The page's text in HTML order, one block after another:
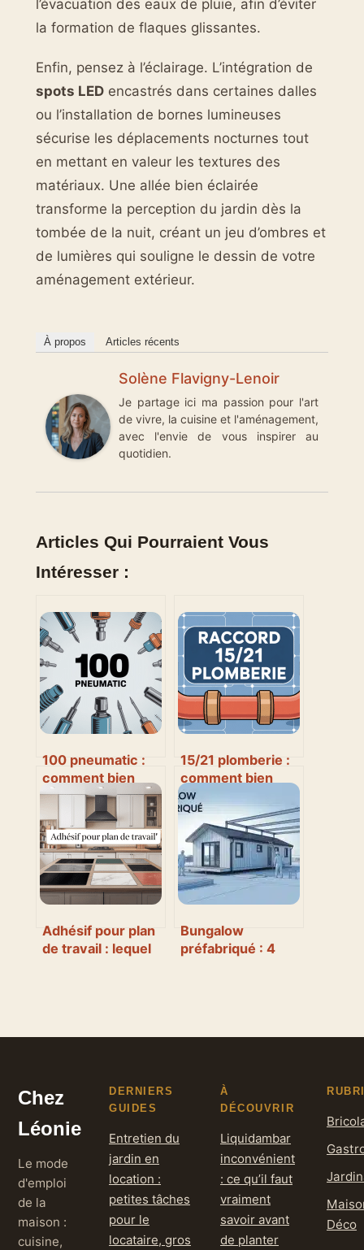
l’évacuation des eaux de pluie, afin d’éviter
la formation de flaques glissantes.
Enfin, pensez à l’éclairage. L’intégration de
spots LED encastrés dans certaines dalles
ou l’installation de bornes lumineuses
sécurise les déplacements nocturnes tout
en mettant en valeur les textures des
matériaux. Une allée bien éclairée
transforme la perception du jardin dès la
tombée de la nuit, créant un jeu d’ombres et
de lumières qui souligne le dessin de votre
aménagement extérieur.
À propos Articles récents
Solène Flavigny-Lenoir
Je partage ici ma passion pour l'art
de vivre, la cuisine et l'aménagement,
avec l'envie de vous inspirer au
quotidien.
Articles Qui Pourraient Vous
Intéresser :
100 pneumatic :
comment bien
choisir, utiliser et
optimiser vos
outils
pneumatiques
15/21 plomberie :
comment bien
choisir et utiliser
ces raccords
Adhésif pour plan
de travail : lequel
Bungalow
préfabriqué : 4
en espace de
Chez
Léonie
Le mode
d'emploi
de la
maison :
cuisine,
DERNIERS
GUIDES
Entretien du
jardin en
location :
petites tâches
pour le
locataire, gros
À
DÉCOUVRIR
Liquidambar
inconvénient
: ce qu’il faut
vraiment
savoir avant
de planter
Déco